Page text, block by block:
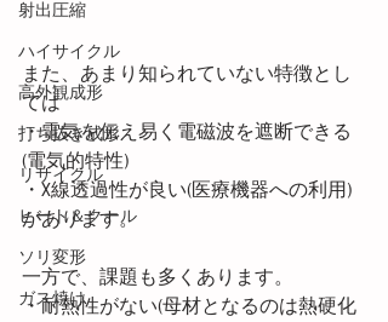
射出圧縮
ハイサイクル
高外観成形
打ち抜き成形
リサイクル
ヒート＆クール
ソリ変形
ガス焼け
また、あまり知られていない特徴とし
ては
・電気を伝え易く電磁波を遮断できる
(電気的特性)
・X線透過性が良い(医療機器への利用)
があります。
一方で、課題も多くあります。
・耐熱性がない(母材となるのは熱硬化